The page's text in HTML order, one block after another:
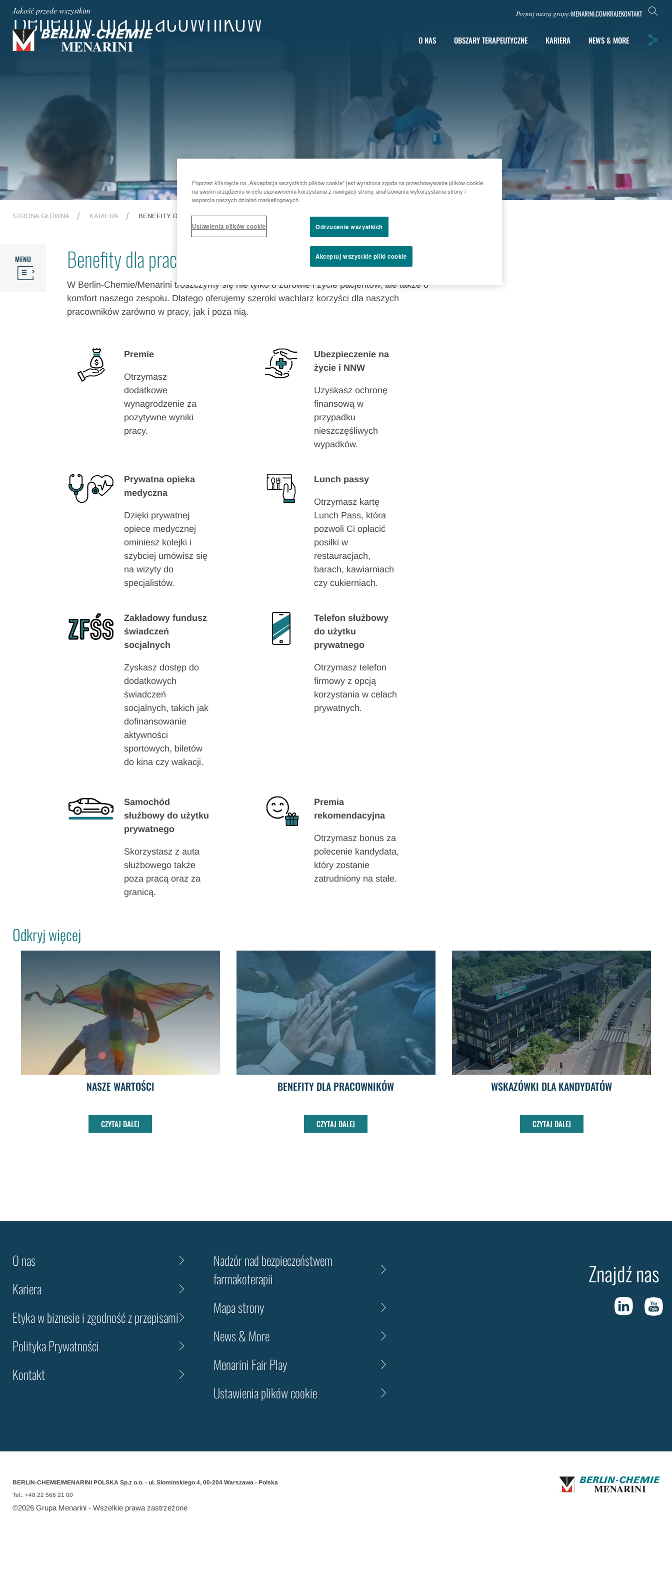
Jakość przede wszystkim Poznaj naszą grupę:MENARINI.COMKRAJEKONTAKT
O NAS OBSZARY TERAPEUTYCZNE KARIERA NEWS & MORE
Benefity dla pracowników
STRONA GŁÓWNA KARIERA BENEFITY DLA PRACOWNIKÓW
MENU Benefity dla pracowników
W Berlin-Chemie/Menarini troszczymy się nie tylko o zdrowie i życie pacjentów, ale także o
komfort naszego zespołu. Dlatego oferujemy szeroki wachlarz korzyści dla naszych
pracowników zarówno w pracy, jak i poza nią.
Premie
Otrzymasz
dodatkowe
wynagrodzenie za
pozytywne wyniki
pracy.
Ubezpieczenie na
życie i NNW
Uzyskasz ochronę
finansową w
przypadku
nieszczęśliwych
wypadków.
Prywatna opieka
medyczna
Dzięki prywatnej
opiece medycznej
ominiesz kolejki i
szybciej umówisz się
na wizyty do
specjalistów.
Lunch passy
Otrzymasz kartę
Lunch Pass, która
pozwoli Ci opłacić
posiłki w
restauracjach,
barach, kawiarniach
czy cukierniach.
Zakładowy fundusz
świadczeń
socjalnych
Zyskasz dostęp do
dodatkowych
świadczeń
socjalnych, takich jak
dofinansowanie
aktywności
sportowych, biletów
do kina czy wakacji.
Telefon służbowy
do użytku
prywatnego
Otrzymasz telefon
firmowy z opcją
korzystania w celach
prywatnych.
Samochód
służbowy do użytku
prywatnego
Skorzystasz z auta
służbowego także
poza pracą oraz za
granicą.
Premia
rekomendacyjna
Otrzymasz bonus za
polecenie kandydata,
który zostanie
zatrudniony na stałe.
Odkryj więcej
NASZE WARTOŚCI
CZYTAJ DALEJ
BENEFITY DLA PRACOWNIKÓW
CZYTAJ DALEJ
WSKAZÓWKI DLA KANDYDATÓW
CZYTAJ DALEJ
O nas
Kariera
Etyka w biznesie i zgodność z przepisami
Polityka Prywatności
Kontakt
Nadzór nad bezpieczeństwem
farmakoterapii
Mapa strony
News & More
Menarini Fair Play
Ustawienia plików cookie
Znajdź nas
BERLIN-CHEMIE/MENARINI POLSKA Sp.z o.o. - ul. Slominskiego 4, 00-204 Warszawa - Polska
Tel.: +48 22 566 21 00
©2026 Grupa Menarini - Wszelkie prawa zastrzeżone
Poprzez kliknięcie na „Akceptacja wszystkich plików cookie” jest wyrażona zgoda na przechowywanie plików cookie
na swoim urządzeniu w celu usprawnienia korzystania z nawigacji strony, analizowania wykorzystania strony i
wsparcia naszych działań marketingowych.
Ustawienia plików cookie Odrzucenie wszystkich
Akceptuj wszystkie pliki cookie